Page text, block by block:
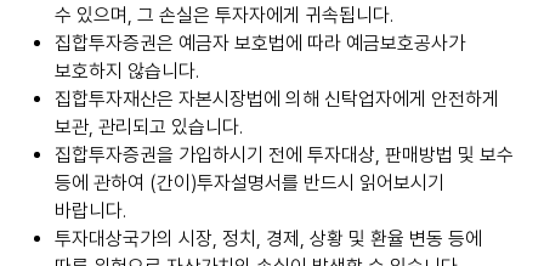
수 있으며, 그 손실은 투자자에게 귀속됩니다.
집합투자증권은 예금자 보호법에 따라 예금보호공사가
보호하지 않습니다.
집합투자재산은 자본시장법에 의해 신탁업자에게 안전하게
보관, 관리되고 있습니다.
집합투자증권을 가입하시기 전에 투자대상, 판매방법 및 보수
등에 관하여 (간이)투자설명서를 반드시 읽어보시기
바랍니다.
투자대상국가의 시장, 정치, 경제, 상황 및 환율 변동 등에